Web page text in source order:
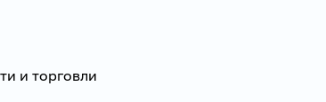
и торговли